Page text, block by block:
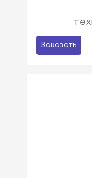
Заказать